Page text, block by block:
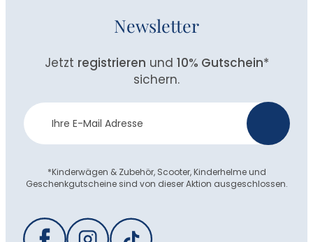
Newsletter
Jetzt registrieren und 10% Gutschein*
sichern.
Newsletter
Anmeldung
*Kinderwägen & Zubehör, Scooter, Kinderhelme und
Geschenkgutscheine sind von dieser Aktion ausgeschlossen.